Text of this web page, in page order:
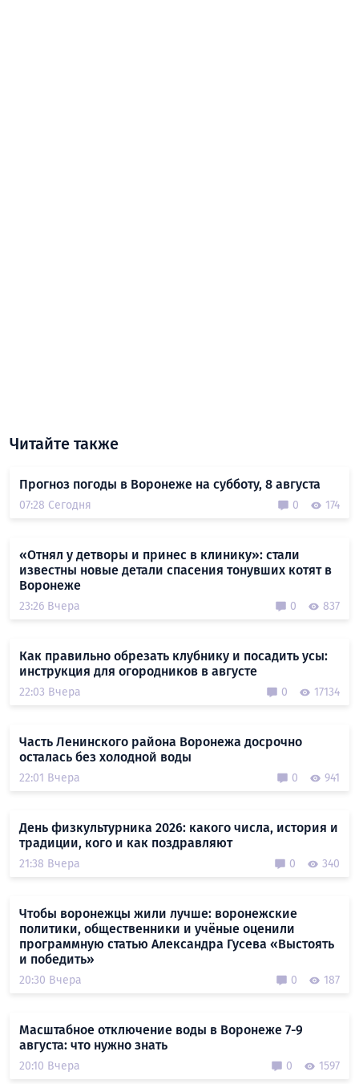
Читайте также
Прогноз погоды в Воронеже на субботу, 8 августа
07:28 Сегодня 0 174
«Отнял у детворы и принес в клинику»: стали
известны новые детали спасения тонувших котят в
Воронеже
23:26 Вчера 0 837
Как правильно обрезать клубнику и посадить усы:
инструкция для огородников в августе
22:03 Вчера 0 17134
Часть Ленинского района Воронежа досрочно
осталась без холодной воды
22:01 Вчера 0 941
День физкультурника 2026: какого числа, история и
традиции, кого и как поздравляют
21:38 Вчера 0 340
Чтобы воронежцы жили лучше: воронежские
политики, общественники и учёные оценили
программную статью Александра Гусева «Выстоять
и победить»
20:30 Вчера 0 187
Масштабное отключение воды в Воронеже 7-9
августа: что нужно знать
20:10 Вчера 0 1597